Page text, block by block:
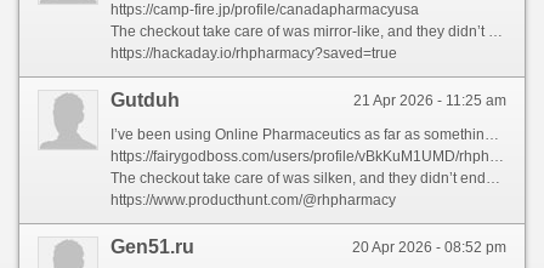
https://camp-fire.jp/profile/canadapharmacyusa
The checkout take care of was mirror-like, and they didn’t endeavour to upsell me on anything unnecessary. I uploaded my medicament, and within a occasional hours, I got a confirmation that it had been verified by a true, licensed druggist — which definitely complete my mentality at ease.
https://hackaday.io/rhpharmacy?saved=true
21 Apr 2026 - 11:25 am
Gutduh
https://fairygodboss.com/users/profile/vBkKuM1UMD/rhpharmacy
The checkout take care of was silken, and they didn’t endeavour to upsell me on anything unnecessary. I uploaded my direction, and within a only one hours, I got a confirmation that it had been verified by means of a real, licensed pharmacologist — which definitely complete my mind at ease.
https://www.producthunt.com/@rhpharmacy
20 Apr 2026 - 08:52 pm
Gen51.ru